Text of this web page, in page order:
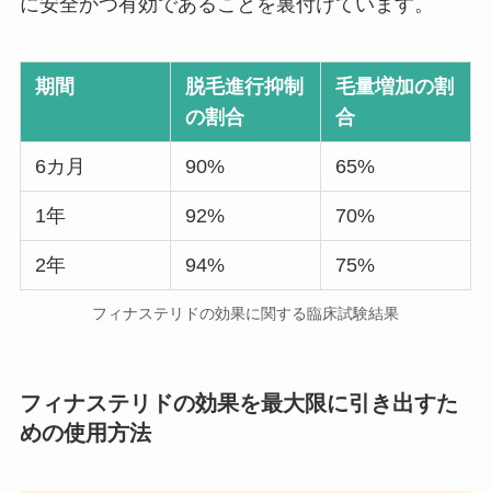
に安全かつ有効であることを裏付けています。
期間
脱毛進行抑制
の割合
毛量増加の割
合
6カ月 90% 65%
1年 92% 70%
2年 94% 75%
フィナステリドの効果に関する臨床試験結果
フィナステリドの効果を最大限に引き出すた
めの使用方法